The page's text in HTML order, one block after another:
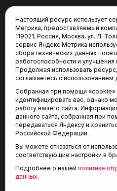
Редакция:
625035, Тюмень, пр.
(3452) 68-22-28
tum-arena@mail.ru
Отдел продаж:
(3452) 68-89-78
kotovaev@sibinformburo.ru
© 2001-2026 Агентство
Настоящий ресурс использует
Метрика, предоставляемый
119021, Россия, Москва, ул. Л.
сервис Яндекс Метрика
сбора технических данных
работоспособности и улучшения
Продолжая использовать
соглашаетесь с использованием
Собранная при помощи
идентифицировать вас, однако
работу нашего сайта.
данного сайта, собранная при
передаваться Яндексу и
Российской Федерации.
Вы можете отказаться от
соответствующие настройки в
Подробнее о нашей политике
данных.